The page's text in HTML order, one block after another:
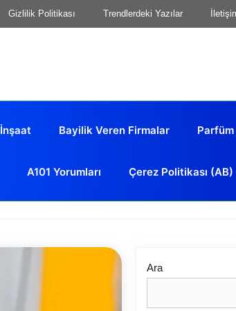
Gizlilik Politikası Trendlerdeki Yazılar
İnşaat Bayilik Veren Firmalar Parfüm
A101 Yorumları Çerez Politikası (AB)
Ara